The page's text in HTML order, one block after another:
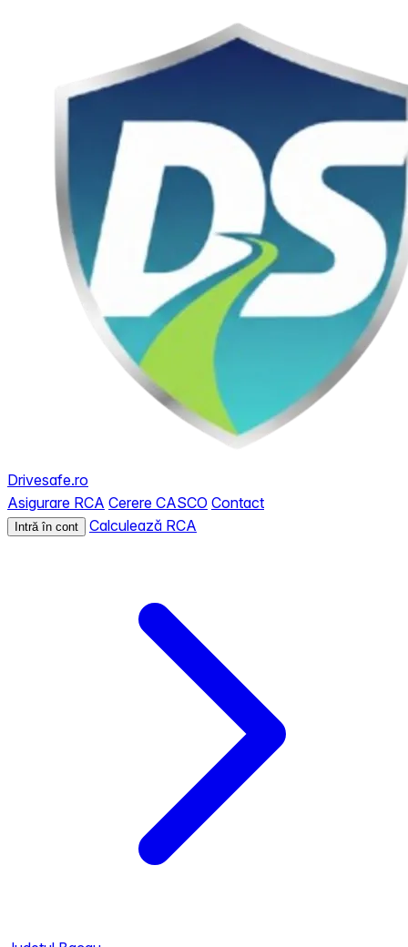
Drivesafe.ro
Asigurare RCA Cerere CASCO Contact
Intră în cont Calculează RCA